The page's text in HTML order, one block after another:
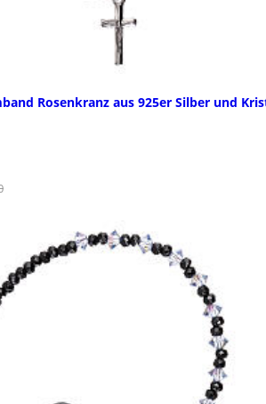
Rosenkranz aus 925er Silber und